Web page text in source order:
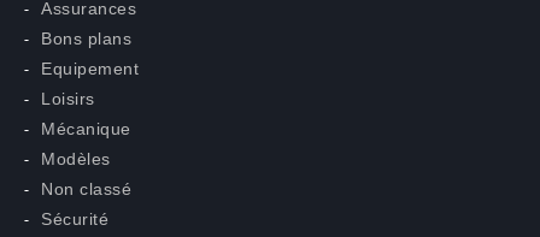
Assurances
Bons plans
Equipement
Loisirs
Mécanique
Modèles
Non classé
Sécurité